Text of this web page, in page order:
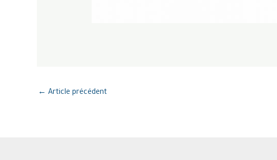
← Article précédent